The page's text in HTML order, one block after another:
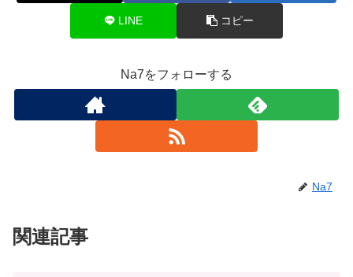
LINE コピー
Na7をフォローする
Na7
関連記事